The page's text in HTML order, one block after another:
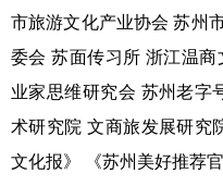
市旅游文化产业协会 苏州
委会 苏面传习所 浙江温
业家思维研究会 苏州老字
术研究院 文商旅发展研究
文化报》 《苏州美好推荐官